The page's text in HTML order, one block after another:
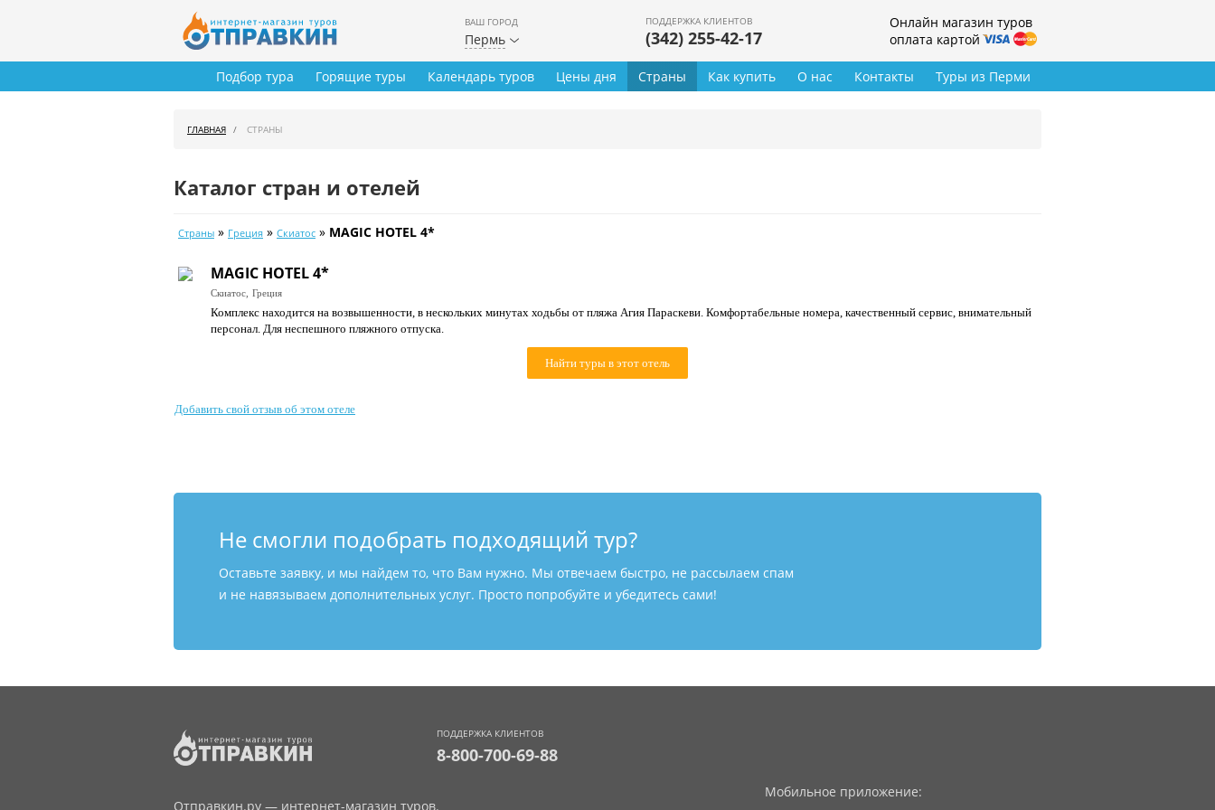
ВАШ ГОРОД
Пермь
ПОДДЕРЖКА КЛИЕНТОВ
(342) 255-42-17
Онлайн магазин туров
оплата картой
Туры из Перми
Подбор тура Горящие туры Календарь туров Цены дня Страны Как купить О нас Контакты
ГЛАВНАЯ СТРАНЫ
Каталог стран и отелей
Страны » Греция » Скиатос » MAGIC HOTEL 4*
MAGIC HOTEL 4*
Скиатос, Греция
Комплекс находится на возвышенности, в нескольких минутах ходьбы от пляжа Агия Параскеви. Комфортабельные номера, качественный сервис, внимательный
персонал. Для неспешного пляжного отпуска.
Найти туры в этот отель
Добавить свой отзыв об этом отеле
Не смогли подобрать подходящий тур?
Оставьте заявку, и мы найдем то, что Вам нужно. Мы отвечаем быстро, не рассылаем спам
и не навязываем дополнительных услуг. Просто попробуйте и убедитесь сами!
ПОДДЕРЖКА КЛИЕНТОВ
8-800-700-69-88
Отправкин.ру — интернет-магазин туров.
Мобильное приложение: